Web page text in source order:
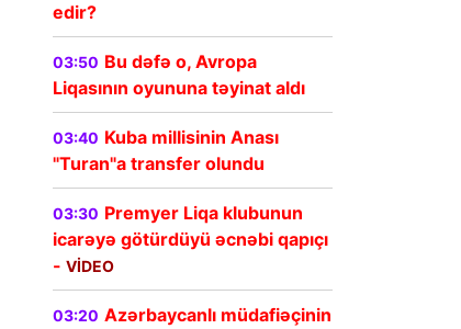
edir?
03:50 Bu dəfə o, Avropa
Liqasının oyununa təyinat aldı
03:40 Kuba millisinin Anası
"Turan"a transfer olundu
03:30 Premyer Liqa klubunun
icarəyə götürdüyü əcnəbi qapıçı
- VİDEO
03:20 Azərbaycanlı müdafiəçinin